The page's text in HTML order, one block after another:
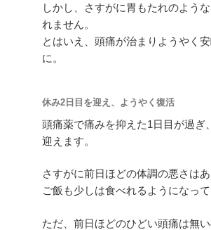
しかし、さすがに胃もたれのよう
れません。
とはいえ、頭痛が治まりようやく
に。
休み2日目を迎え、ようやく復活
頭痛薬で痛みを抑えた1日目が過ぎ
迎えます。
さすがに前日ほどの体調の悪さはあ
ご飯も少しは食べれるようになって
ただ、前日ほどのひどい頭痛は無